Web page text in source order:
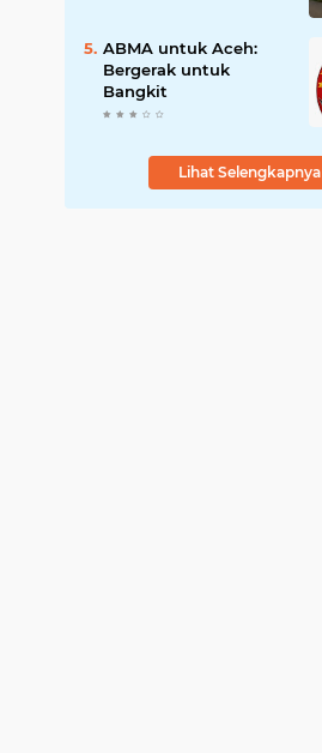
ABMA untuk Aceh:
Bergerak untuk
Bangkit
Lihat Selengkapnya